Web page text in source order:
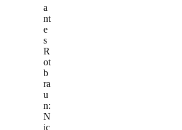
a
nt
e
s
R
ot
b
ra
u
n:
N
ic